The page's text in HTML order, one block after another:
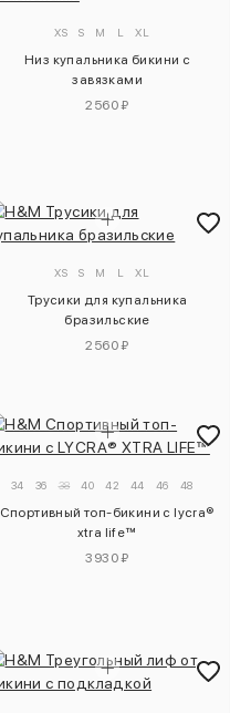
XS S M L XL
Низ купальника бикини с
завязками
2560 ₽
XS S M L XL
Трусики для купальника
бразильские
2560 ₽
34 36 38 40 42 44 46 48
Спортивный топ-бикини с lycra®
xtra life™
3930 ₽